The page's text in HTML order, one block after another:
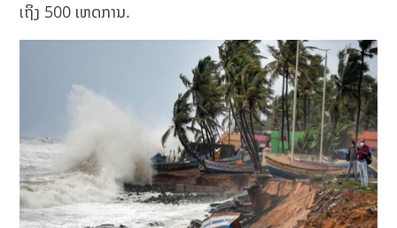
ເຖິງ 500 ເຫດການ.